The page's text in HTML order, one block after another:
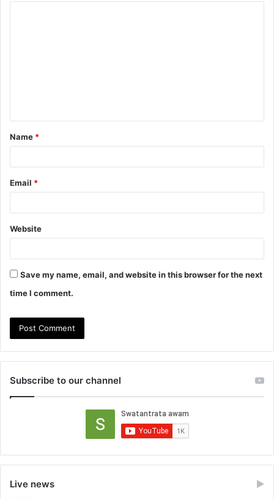
t
*
Name *
Email *
Website
Save my name, email, and website in this browser for the next
time I comment.
Subscribe to our channel
Live news